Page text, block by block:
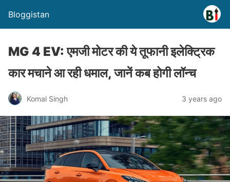
Bloggistan
MG 4 EV: एमजी मोटर की ये तूफानी इलेक्ट्रिक
कार मचाने आ रही धमाल, जानें कब होगी लॉन्च
Komal Singh 3 years ago